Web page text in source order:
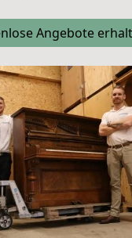
Angebote